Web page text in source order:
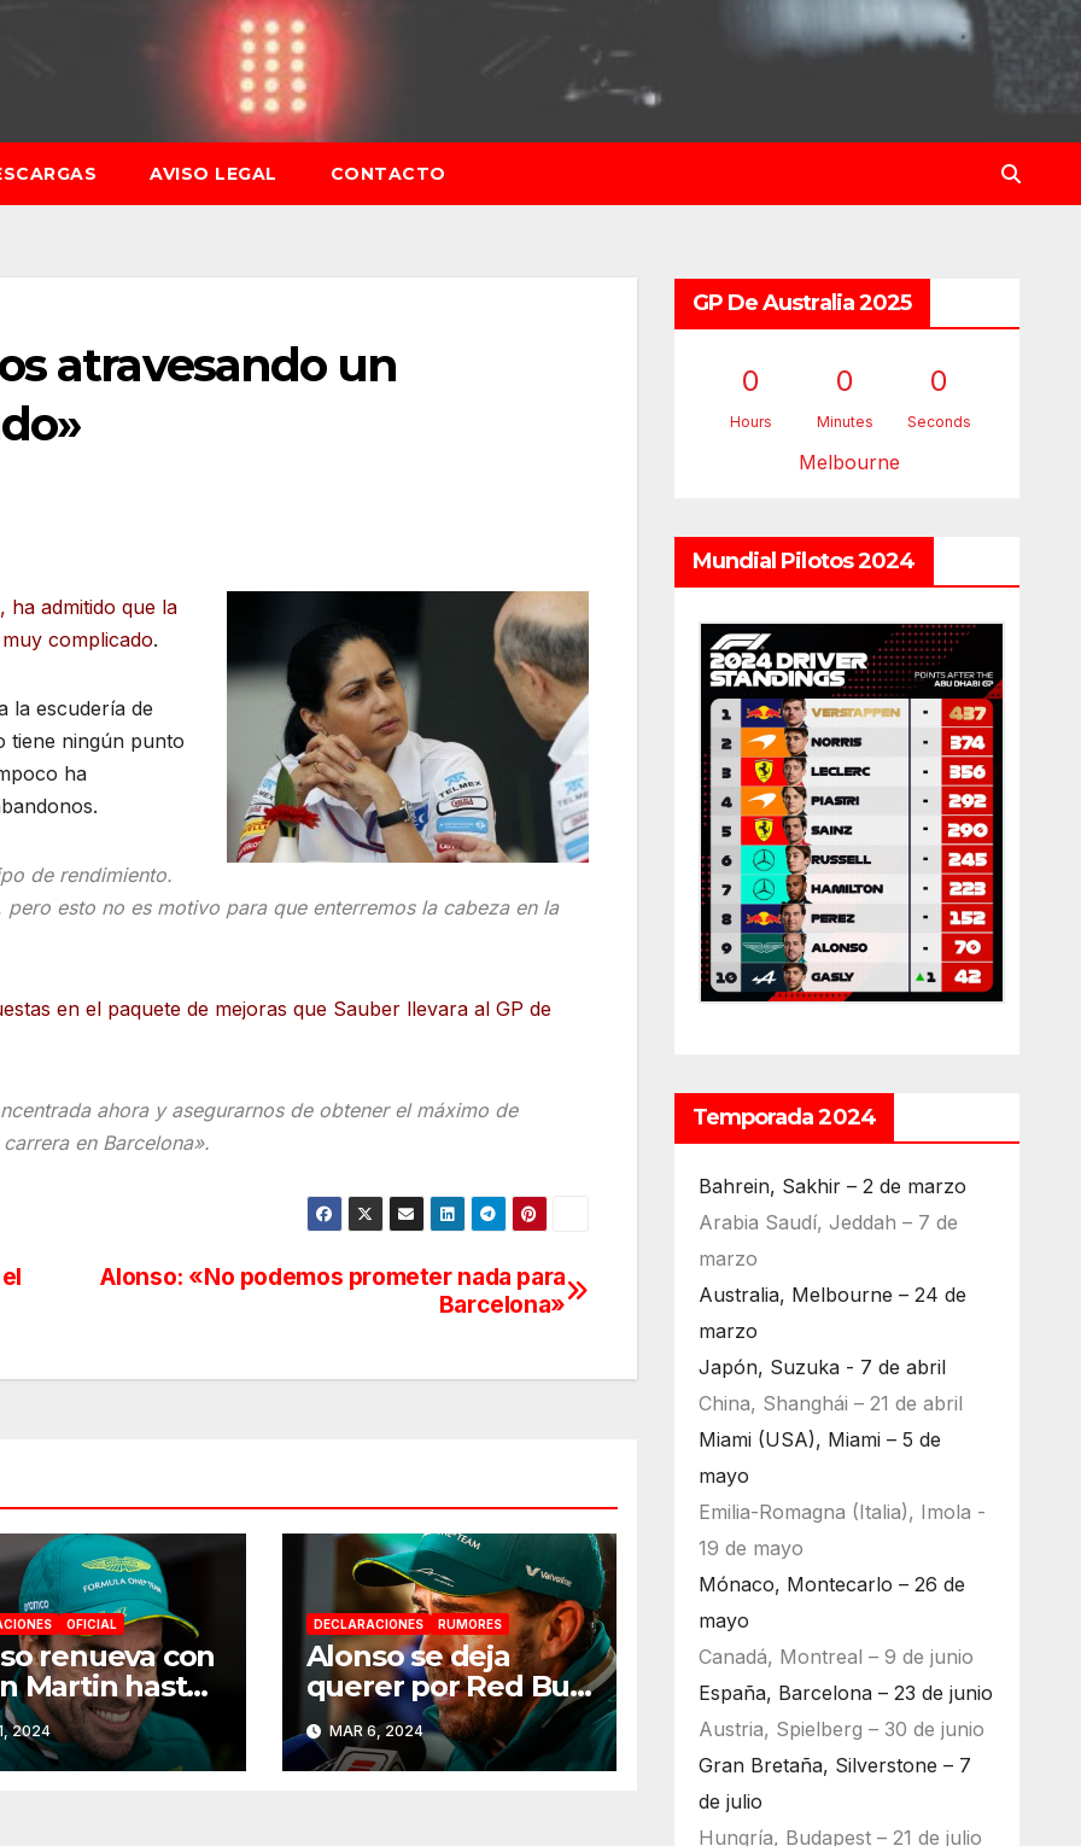
AVISO LEGAL CONTACTO
atravesando un
ha admitido que la
complicado.
la escudería de
tiene ningún punto
ha
de rendimiento.
esto no es motivo para que enterremos la cabeza en la
en el paquete de mejoras que Sauber llevara al GP de
ahora y asegurarnos de obtener el máximo de
en Barcelona».
Alonso: «No podemos prometer nada para
Barcelona»
OFICIAL
renueva con
Martin hasta
2024
DECLARACIONES RUMORES
Alonso se deja
querer por Red Bull
y Mercedes de cara
a 2025
MAR 6, 2024
GP De Australia 2025
0
Hours
0
Minutes
0
Seconds
Melbourne
Mundial Pilotos 2024
Temporada 2024
Bahrein, Sakhir – 2 de marzo
Arabia Saudí, Jeddah – 7 de
marzo
Australia, Melbourne – 24 de
marzo
Japón, Suzuka - 7 de abril
China, Shanghái – 21 de abril
Miami (USA), Miami – 5 de
mayo
Emilia-Romagna (Italia), Imola -
19 de mayo
Mónaco, Montecarlo – 26 de
mayo
Canadá, Montreal – 9 de junio
España, Barcelona – 23 de junio
Austria, Spielberg – 30 de junio
Gran Bretaña, Silverstone – 7
de julio
Hungría, Budapest – 21 de julio